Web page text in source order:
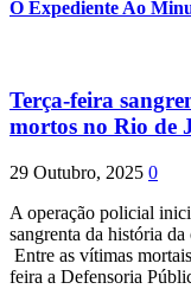
O Expediente Ao
Terça-feira
mortos no Rio de
29 Outubro, 2025 0
A operação policial
sangrenta da história
Entre as vítimas
feira a Defensoria